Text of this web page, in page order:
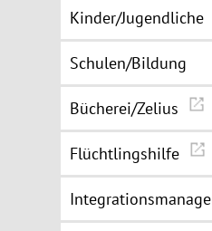
Kinder/Jugendliche
Schulen/Bildung
Bücherei/Zelius
Flüchtlingshilfe